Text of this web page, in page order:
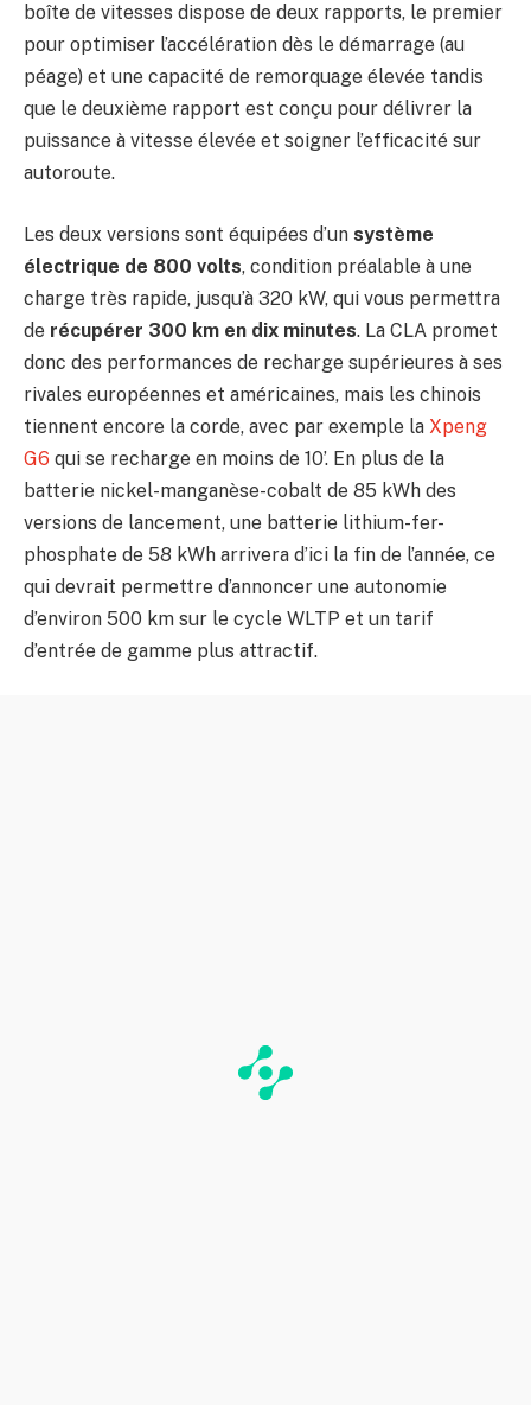
boîte de vitesses dispose de deux rapports, le premier
pour optimiser l’accélération dès le démarrage (au
péage) et une capacité de remorquage élevée tandis
que le deuxième rapport est conçu pour délivrer la
puissance à vitesse élevée et soigner l’efficacité sur
autoroute.
Les deux versions sont équipées d’un système
électrique de 800 volts, condition préalable à une
charge très rapide, jusqu’à 320 kW, qui vous permettra
de récupérer 300 km en dix minutes. La CLA promet
donc des performances de recharge supérieures à ses
rivales européennes et américaines, mais les chinois
tiennent encore la corde, avec par exemple la Xpeng
G6 qui se recharge en moins de 10’. En plus de la
batterie nickel-manganèse-cobalt de 85 kWh des
versions de lancement, une batterie lithium-fer-
phosphate de 58 kWh arrivera d’ici la fin de l’année, ce
qui devrait permettre d’annoncer une autonomie
d’environ 500 km sur le cycle WLTP et un tarif
d’entrée de gamme plus attractif.